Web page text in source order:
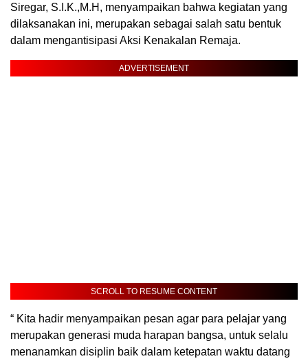
Siregar, S.I.K.,M.H, menyampaikan bahwa kegiatan yang
dilaksanakan ini, merupakan sebagai salah satu bentuk
dalam mengantisipasi Aksi Kenakalan Remaja.
ADVERTISEMENT
SCROLL TO RESUME CONTENT
“ Kita hadir menyampaikan pesan agar para pelajar yang
merupakan generasi muda harapan bangsa, untuk selalu
menanamkan disiplin baik dalam ketepatan waktu datang